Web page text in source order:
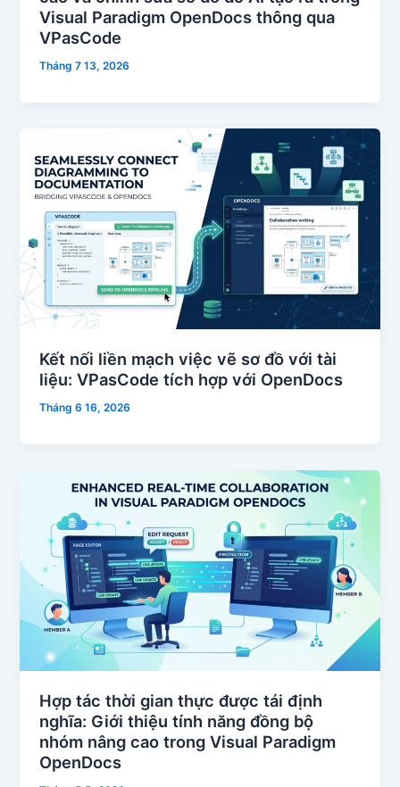
Visual Paradigm OpenDocs thông qua
VPasCode
Tháng 7 13, 2026
Kết nối liền mạch việc vẽ sơ đồ với tài
liệu: VPasCode tích hợp với OpenDocs
Tháng 6 16, 2026
Hợp tác thời gian thực được tái định
nghĩa: Giới thiệu tính năng đồng bộ
nhóm nâng cao trong Visual Paradigm
OpenDocs